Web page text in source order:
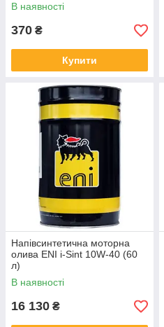
В наявності
370 ₴
Купити
Напівсинтетична моторна
олива ENI i-Sint 10W-40 (60
л)
В наявності
16 130 ₴